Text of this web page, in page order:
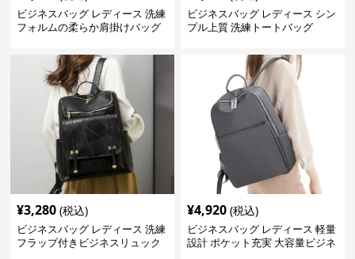
ビジネスバッグ レディース 洗練
フォルムの柔らか肩掛けバッグ
ビジネスバッグ レディース シン
プル上質 洗練トートバッグ
¥3,280 (税込)
ビジネスバッグ レディース 洗練
フラップ付きビジネスリュック
¥4,920 (税込)
ビジネスバッグ レディース 軽量
設計 ポケット充実 大容量ビジネ